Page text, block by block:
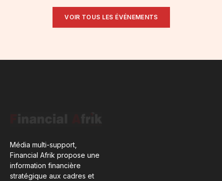
VOIR TOUS LES ÉVÉNEMENTS
Média multi-support,
Financial Afrik propose une
information financière
stratégique aux cadres et